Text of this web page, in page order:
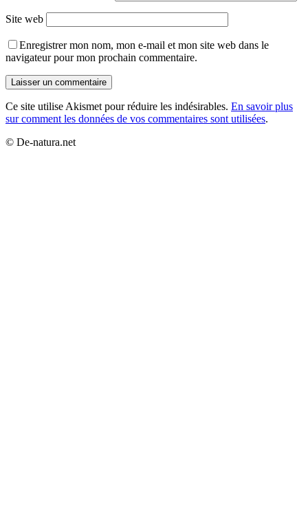
Site web
Enregistrer mon nom, mon e-mail et mon site web dans le
navigateur pour mon prochain commentaire.
Ce site utilise Akismet pour réduire les indésirables. En savoir plus
sur comment les données de vos commentaires sont utilisées.
© De-natura.net